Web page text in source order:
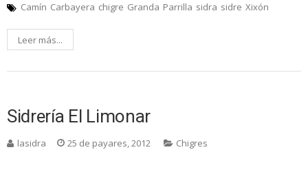
Camín Carbayera chigre Granda Parrilla sidra sidre Xixón
Leer más...
Sidrería El Limonar
lasidra 25 de payares, 2012 Chigres